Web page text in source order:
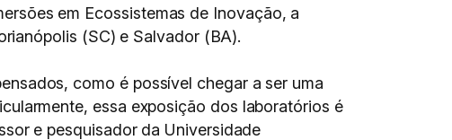
em Ecossistemas de Inovação, a
(SC) e Salvador (BA).
como é possível chegar a ser uma
essa exposição dos laboratórios é
e pesquisador da Universidade